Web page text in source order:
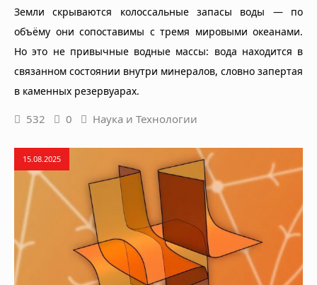
Земли скрываются колоссальные запасы воды — по
объёму они сопоставимы с тремя мировыми океанами.
Но это не привычные водные массы: вода находится в
связанном состоянии внутри минералов, словно запертая
в каменных резервуарах.
532 0 Наука и Технологии
15.08.2025